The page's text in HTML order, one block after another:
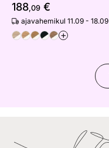
188,09 €
ajavahemikul 11.09 - 18.09
+